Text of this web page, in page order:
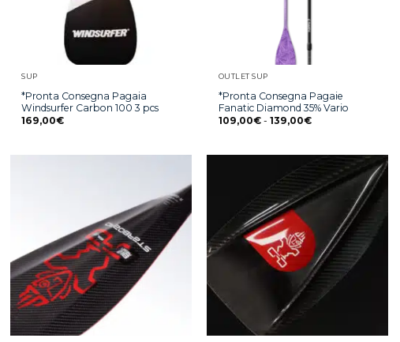
SUP
*Pronta Consegna Pagaia
Windsurfer Carbon 100 3 pcs
169,00€
OUTLET SUP
*Pronta Consegna Pagaie
Fanatic Diamond 35% Vario
109,00€ - 139,00€